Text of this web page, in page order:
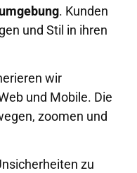
umgebung. Kunden
und Stil in ihren
wir
und Mobile. Die
zoomen und
zu